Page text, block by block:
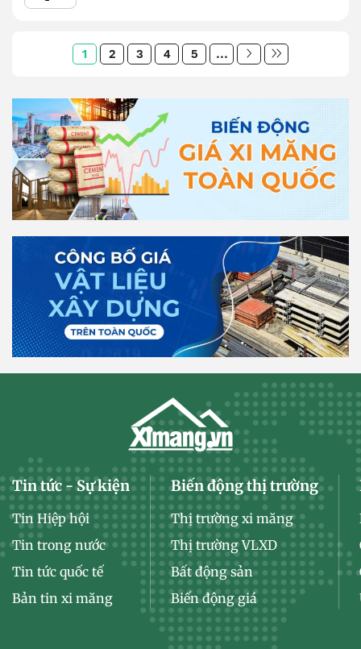
1 2 3 4 5 ...
Tin tức - Sự kiện
Tin Hiệp hội
Tin trong nước
Tin tức quốc tế
Bản tin xi măng
Biến động thị trường
Thị trường xi măng
Thị trường VLXD
Bất động sản
Biến động giá